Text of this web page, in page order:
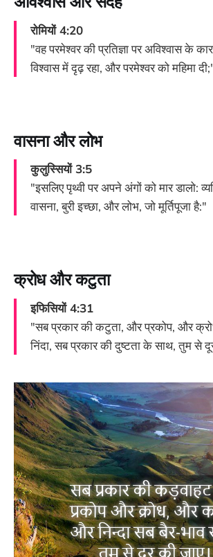
रोमियों 4:20
"वह परमेश्वर की प्रतिज्ञा पर अविश्वास के
विश्वास में दृढ़ रहा, और परमेश्वर को महिमा
वासना और लोभ
कुलुस्सियों 3:5
"इसलिए पृथ्वी पर अपने अंगों को मार डालो:
वासना, बुरी इच्छा, और लोभ, जो मूर्तिपूजा है:"
क्रोध और कटुता
इफिसियों 4:31
"सब प्रकार की कटुता, और प्रकोप, और
निंदा, सब प्रकार की दुष्टता के साथ, तुम से